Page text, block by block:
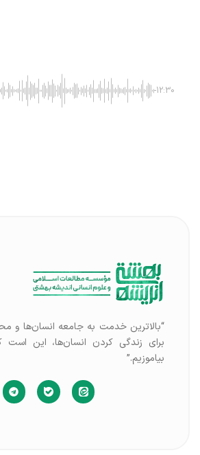
-12:30
“بالاترین خدمت به جامعه انسان‌ها و
برای زندگی کردن انسان‌ها، این است
بیاموزیم.”